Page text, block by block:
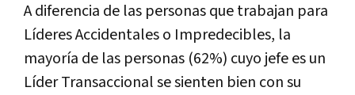
A diferencia de las personas que trabajan para
Líderes Accidentales o Impredecibles, la
mayoría de las personas (62%) cuyo jefe es un
Líder Transaccional se sienten bien con su